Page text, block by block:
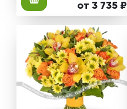
от 3 735 ₽